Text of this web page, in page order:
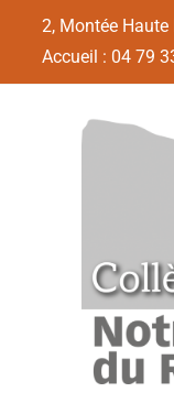
2, Montée Haute
Accueil : 04 79